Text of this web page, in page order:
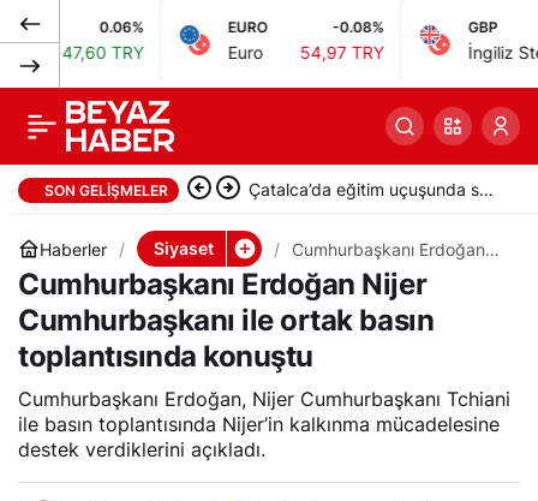
0.06%
TRY
EURO -0.08%
Euro 54,97 TRY
GBP
İngiliz Sterlini
SON GELIŞMELER Çatalca’da eğitim uçuşunda sert
iniş yapan uçakta hasar oluştu
Haberler Siyaset
Cumhurbaşkanı Erdoğan
Nijer Cumhurbaşkanı ile
ortak basın toplantısında
konuştu
Cumhurbaşkanı Erdoğan Nijer
Cumhurbaşkanı ile ortak basın
toplantısında konuştu
Cumhurbaşkanı Erdoğan, Nijer Cumhurbaşkanı Tchiani
ile basın toplantısında Nijer’in kalkınma mücadelesine
destek verdiklerini açıkladı.
Bakan Şimşek:
Türkiye’ye gelin ve
yatırım yapın
Paylaş